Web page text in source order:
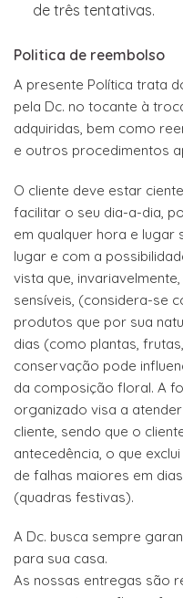
de três tentativas.
Politica de reembolso
A presente Política trata
pela Dc. no tocante à
adquiridas, bem como
e outros procedimentos
O cliente deve estar
facilitar o seu dia-a-dia,
em qualquer hora e
lugar e com a
vista que,
sensíveis, (considera-se
produtos que por sua
dias (como plantas,
conservação pode
da composição floral. A
organizado visa a
cliente, sendo que o
antecedência, o que
de falhas maiores em
(quadras festivas).
A Dc. busca sempre
para sua casa.
As nossas entregas são